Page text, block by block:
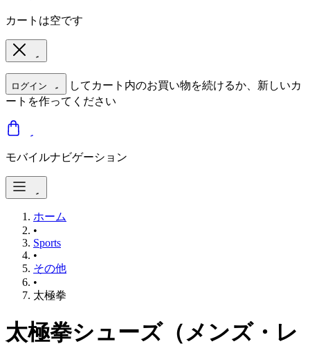
カートは空です
ログイン
してカート内のお買い物を続けるか、新しいカ
ートを作ってください
モバイルナビゲーション
ホーム
•
Sports
•
その他
•
太極拳
太極拳シューズ（メンズ・レ